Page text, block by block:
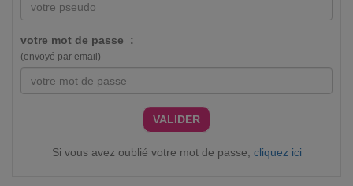
votre mot de passe :
(envoyé par email)
VALIDER
Si vous avez oublié votre mot de passe, cliquez ici